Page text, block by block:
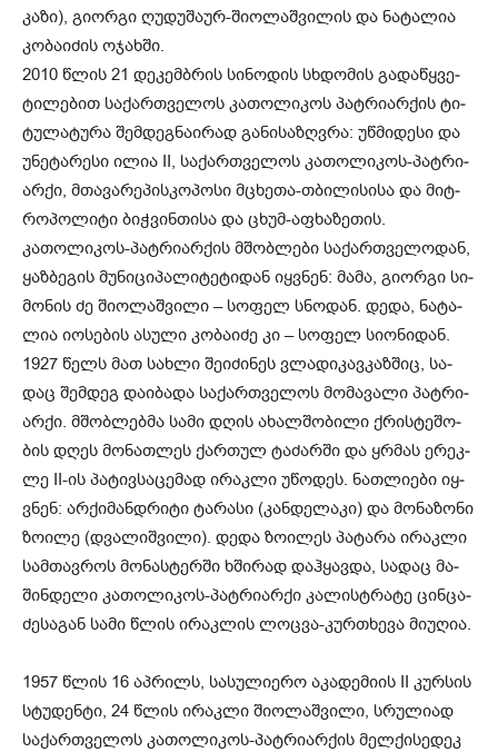
კა­ზი), გი­ორ­გი ღუ­დუ­შა­ურ-ში­ო­ლაშ­ვი­ლის და ნა­ტა­ლია
კო­ბა­ი­ძის ოჯახ­ში.
2010 წლის 21 დე­კემ­ბრის სი­ნო­დის სხდო­მის გა­და­წყვე­
ტი­ლე­ბით სა­ქარ­თვე­ლოს კა­თო­ლი­კოს პატ­რი­არ­ქის ტი­
ტუ­ლა­ტუ­რა შემ­დეგ­ნა­ი­რად გა­ნი­სა­ზღვრა: უწ­მი­დე­სი და
უნე­ტა­რე­სი ილია II, სა­ქარ­თვე­ლოს კა­თო­ლი­კოს-პატ­რი­
არ­ქი, მთა­ვა­რე­პის­კო­პო­სი მცხე­თა-თბი­ლი­სი­სა და მიტ­
რო­პო­ლი­ტი ბიჭ­ვინ­თი­სა და ცხუმ-აფხა­ზე­თის.
კა­თო­ლი­კოს-პატ­რი­არ­ქის მშობ­ლე­ბი სა­ქარ­თვე­ლო­დან,
ყაზ­ბე­გის მუ­ნი­ცი­პა­ლი­ტე­ტი­დან იყ­ვნენ: მამა, გი­ორ­გი სი­
მო­ნის ძე ში­ო­ლაშ­ვი­ლი – სო­ფელ სნო­დან. დედა, ნა­ტა­
ლია იო­სე­ბის ასუ­ლი კო­ბა­ი­ძე კი – სო­ფელ სი­ო­ნი­დან.
1927 წელს მათ სახ­ლი შე­ი­ძი­ნეს ვლა­დი­კავ­კაზ­შიც, სა­
დაც შემ­დეგ და­ი­ბა­და სა­ქარ­თვე­ლოს მო­მა­ვა­ლი პატ­რი­
არ­ქი. მშობ­ლებ­მა სამი დღის ახალ­შო­ბი­ლი ქრის­ტე­შო­
ბის დღეს მო­ნათ­ლეს ქარ­თულ ტა­ძარ­ში და ყრმას ერეკ­
ლე II-ის პა­ტივ­სა­ცე­მად ირაკ­ლი უწო­დეს. ნათ­ლი­ე­ბი იყ­
ვნენ: არ­ქი­მან­დრი­ტი ტა­რა­სი (კან­დე­ლა­კი) და მო­ნა­ზო­ნი
ზო­ი­ლე (დვა­ლიშ­ვი­ლი). დედა ზო­ი­ლეს პა­ტა­რა ირაკ­ლი
სამ­თავ­როს მო­ნას­ტერ­ში ხში­რად დაჰ­ყავ­და, სა­დაც მა­
შინ­დე­ლი კა­თო­ლი­კოს-პატ­რი­არ­ქი კა­ლის­ტრა­ტე ცინ­ცა­
ძე­სა­გან სამი წლის ირაკ­ლის ლოც­ვა-კურ­თხე­ვა მი­უ­ღია.
1957 წლის 16 აპ­რილს, სა­სუ­ლი­ე­რო აკა­დე­მი­ის II კურ­სის
სტუ­დენ­ტი, 24 წლის ირაკ­ლი ში­ო­ლაშ­ვი­ლი, სრუ­ლი­ად
სა­ქარ­თვე­ლოს კა­თო­ლი­კოს-პატ­რი­არ­ქის მელ­ქი­სე­დეკ